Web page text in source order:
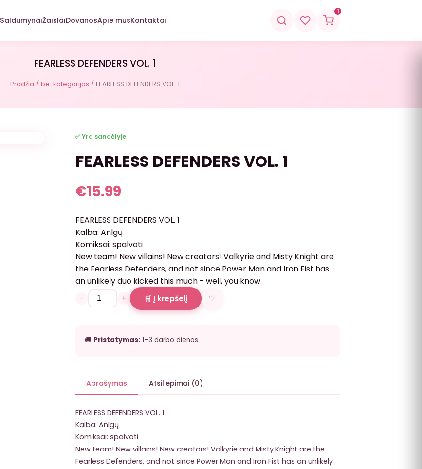
SaldumynaiŽaislaiDovanosApie musKontaktai
1
FEARLESS DEFENDERS VOL. 1
Pradžia / be-kategorijos / FEARLESS DEFENDERS VOL. 1
✅ Yra sandėlyje
FEARLESS DEFENDERS VOL. 1
€15.99
FEARLESS DEFENDERS VOL. 1
Kalba: Anlgų
Komiksai: spalvoti
New team! New villains! New creators! Valkyrie and Misty Knight are
the Fearless Defenders, and not since Power Man and Iron Fist has
an unlikely duo kicked this much - well, you know.
− + 🛒 Į krepšelį ♡
🚚 Pristatymas: 1–3 darbo dienos
Aprašymas Atsiliepimai (0)
FEARLESS DEFENDERS VOL. 1
Kalba: Anlgų
Komiksai: spalvoti
New team! New villains! New creators! Valkyrie and Misty Knight are the
Fearless Defenders, and not since Power Man and Iron Fist has an unlikely